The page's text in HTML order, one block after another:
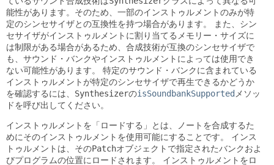
能性があります。そのため、一部のインストゥルメントのみが特
定のシンセサイザとの互換性を持つ場合があります。
また、シン
セサイザがインストゥルメントに割り当てるメモリー・サイズに
は制限がある場合があるため、合成技術が互換のシンセサイザで
も、サウンド・バンクやインストゥルメントによっては使用でき
ない可能性があります。
特定のサウンド・バンクに含まれている
インストゥルメントが特定のシンセサイザで再生できるかどうか
を確認するには、 SynthesizerのisSoundbankSupported メソッ
ドを呼び出してください。
インストゥルメントを「ロードする」とは、ノートを合成するた
めにそのインストゥルメントを使用可能にすることです。
インス
トゥルメントは、そのPatchオブジェクトで指定されたバンクおよ
びプログラムの位置にロードされます。
インストゥルメントをロ